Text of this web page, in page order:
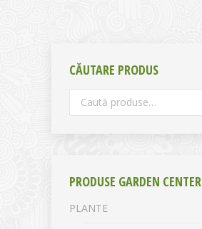
CĂUTARE PRODUS
PRODUSE GARDEN CENTER
PLANTE